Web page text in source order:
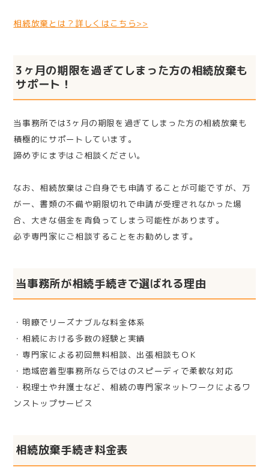
相続放棄とは？詳しくはこちら>>
3ヶ月の期限を過ぎてしまった方の相続放棄も
サポート！
当事務所では3ヶ月の期限を過ぎてしまった方の相続放棄も
積極的にサポートしています。
諦めずにまずはご相談ください。
なお、相続放棄はご自身でも申請することが可能ですが、万
が一、書類の不備や期限切れで申請が受理されなかった場
合、大きな借金を背負ってしまう可能性があります。
必ず専門家にご相談することをお勧めします。
当事務所が相続手続きで選ばれる理由
・明瞭でリーズナブルな料金体系
・相続における多数の経験と実績
・専門家による初回無料相談、出張相談もＯＫ
・地域密着型事務所ならではのスピーディで柔軟な対応
・税理士や弁護士など、相続の専門家ネットワークによるワ
ンストップサービス
相続放棄手続き料金表